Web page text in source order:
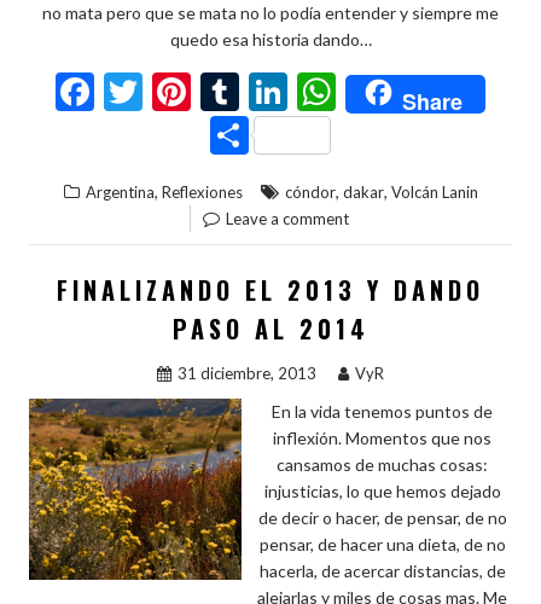
no mata pero que se mata no lo podía entender y siempre me
quedo esa historia dando…
F
b
o
o
T
er
Pi
nt
er
es
t
T
u
m
bl
r
Li
n
ke
dI
n
W
h
s
A
p
p
Share
C
o
m
p
ar
ti
r
Argentina, Reflexiones cóndor, dakar, Volcán Lanin
Leave a comment
FINALIZANDO EL 2013 Y DANDO
PASO AL 2014
31 diciembre, 2013 VyR
En la vida tenemos puntos de
inflexión. Momentos que nos
cansamos de muchas cosas:
injusticias, lo que hemos dejado
de decir o hacer, de pensar, de no
pensar, de hacer una dieta, de no
hacerla, de acercar distancias, de
alejarlas y miles de cosas mas. Me